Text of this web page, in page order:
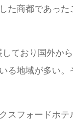
た商都であっ
ており国外か
る地域が多い
スフォードホ